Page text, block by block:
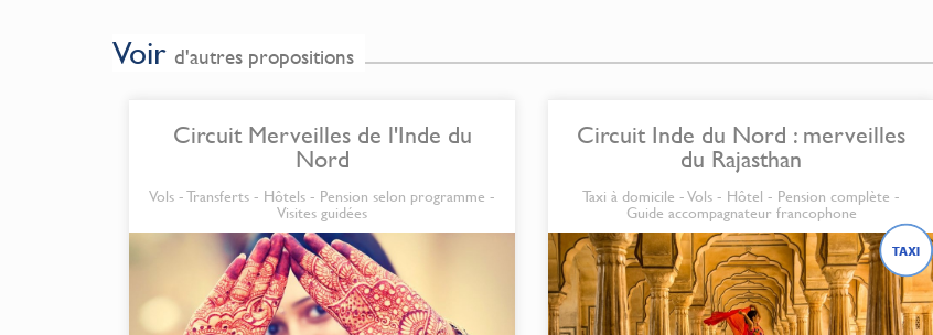
Voir d'autres propositions
Circuit Merveilles de l'Inde du
Nord
Vols - Transferts - Hôtels - Pension selon programme -
Visites guidées
Circuit Inde du Nord : merveilles
du Rajasthan
Taxi à domicile - Vols - Hôtel - Pension complète -
Guide accompagnateur francophone